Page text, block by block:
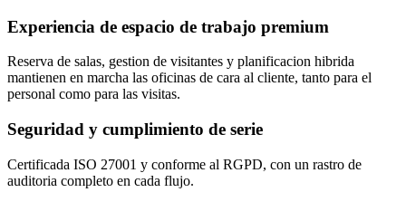
Experiencia de espacio de trabajo premium
Reserva de salas, gestion de visitantes y planificacion hibrida
mantienen en marcha las oficinas de cara al cliente, tanto para el
personal como para las visitas.
Seguridad y cumplimiento de serie
Certificada ISO 27001 y conforme al RGPD, con un rastro de
auditoria completo en cada flujo.